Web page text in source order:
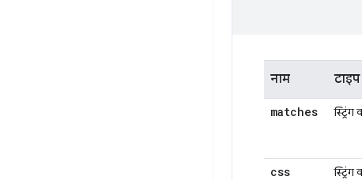
नाम टाइप
matches स्ट्रिंग
css स्ट्रिंग